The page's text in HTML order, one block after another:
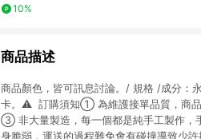
10%
商品描述
商品顏色，皆可訊息討論。/ 規格 /成分：
卡。⚠ ️ 訂購須知➀ 為維護接單品質，商
➂ 非大量製造，每一個都是純手工製作，
身脆弱，運送的過程難免會有碰撞導致少